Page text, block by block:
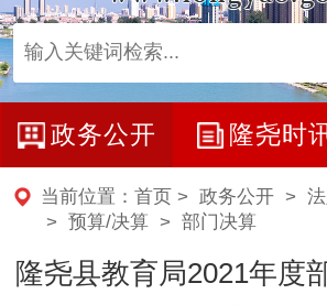
政务公开 隆尧时
当前位置： 首页 > 政务公开>
> 预算/决算> 部门决算
隆尧县教育局2021年度